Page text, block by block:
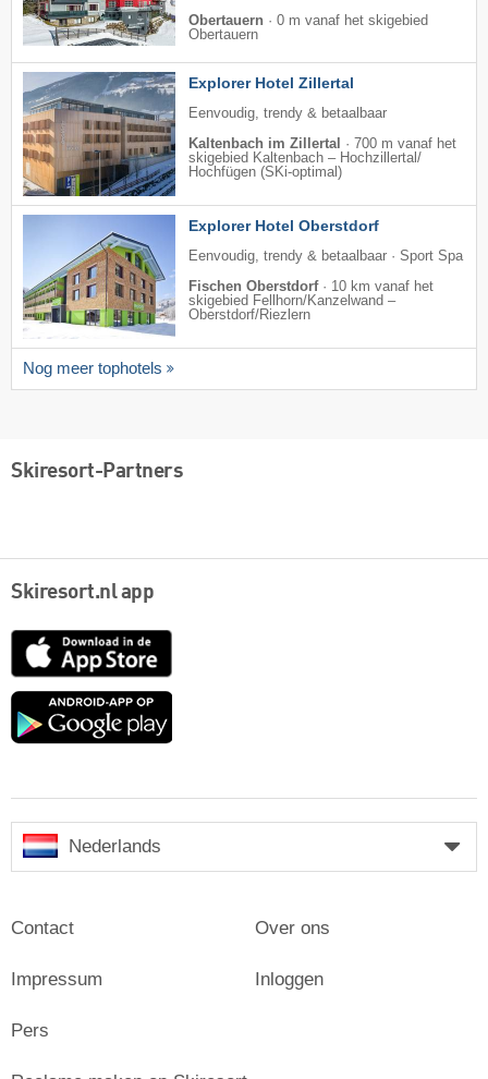
Obertauern · 0 m vanaf het skigebied
Obertauern
Explorer Hotel Zillertal
Eenvoudig, trendy & betaalbaar
Kaltenbach im Zillertal · 700 m vanaf het
skigebied Kaltenbach – Hochzillertal/​
Hochfügen (SKi-optimal)
Explorer Hotel Oberstdorf
Eenvoudig, trendy & betaalbaar · Sport Spa
Fischen Oberstdorf· 10 km vanaf het
skigebied Fellhorn/​Kanzelwand –
Oberstdorf/​Riezlern
Nog meer tophotels
Skiresort-Partners
Skiresort.nl app
App
Google
Nederlands
Contact
Impressum
Pers
Over ons
Inloggen